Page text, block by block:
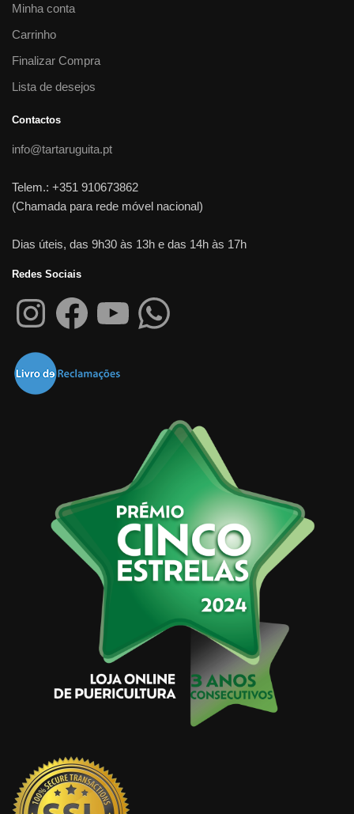
Minha conta
Carrinho
Finalizar Compra
Lista de desejos
Contactos
info@tartaruguita.pt
Telem.: +351 910673862
(Chamada para rede móvel nacional)
Dias úteis, das 9h30 às 13h e das 14h às 17h
Redes Sociais